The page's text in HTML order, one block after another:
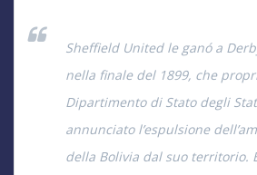
Sheffield United le ganó a
nella finale del 1899, che
Dipartimento di Stato degli
annunciato l’espulsione
della Bolivia dal suo territorio.